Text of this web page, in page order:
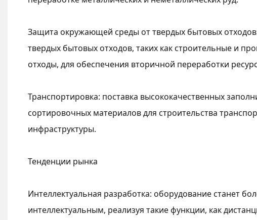
Защита окружающей среды от твердых бытовых
твердых бытовых отходов, таких как строительные и
отходы, для обеспечения вторичной переработки
Транспортировка: поставка высококачественных
сортировочных материалов для строительства
инфраструктуры.
Тенденции рынка
Интеллектуальная разработка: оборудование станет
интеллектуальным, реализуя такие функции, как